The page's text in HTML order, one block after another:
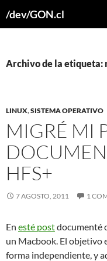
/dev/GON.cl
Archivo de la etiqueta:
LINUX,SISTEMA OPERATIVO
MIGRÉ MI
HFS+
7 AGOSTO, 2011 1
En esté postdocumenté
un Macbook. El objetivo
forma independiente, y